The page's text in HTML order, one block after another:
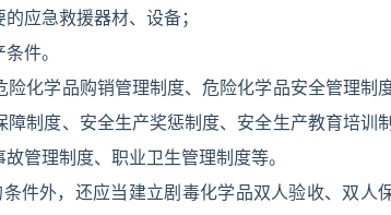
应急救援器材、设备；
件。
化学品购销管理制度、危险化学品安全管理制
障制度、安全生产奖惩制度、安全生产教育培训
管理制度、职业卫生管理制度等。
件外，还应当建立剧毒化学品双人验收、双人